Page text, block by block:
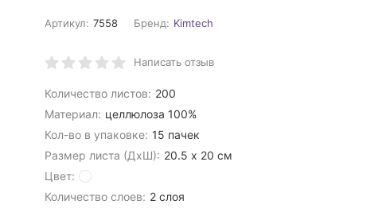
Артикул: 7558 Бренд: Kimtech
Написать отзыв
Количество листов: 200
Материал: целлюлоза 100%
Кол-во в упаковке: 15 пачек
Размер листа (ДхШ): 20.5 х 20 см
Цвет:
Количество слоев: 2 слоя